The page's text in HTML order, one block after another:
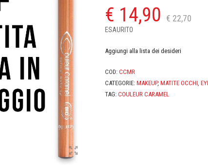
€ 22,70
€ 14,90
ESAURITO
Aggiungi alla lista dei desideri
COD: CCMR
CATEGORIE: MAKEUP, MATITE OCCHI,
TAG: COULEUR CARAMEL